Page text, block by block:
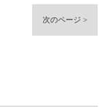
次のページ >